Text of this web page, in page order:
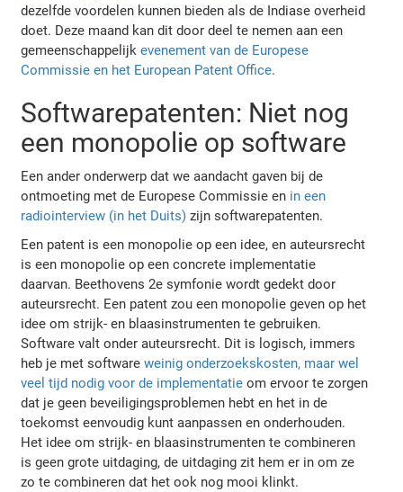
dezelfde voordelen kunnen bieden als de Indiase overheid
doet. Deze maand kan dit door deel te nemen aan een
gemeenschappelijkevenement van de Europese
Commissie en het European Patent Office.
Softwarepatenten: Niet nog
een monopolie op software
Een ander onderwerp dat we aandacht gaven bij de
ontmoeting met de Europese Commissie en in een
radiointerview (in het Duits) zijn softwarepatenten.
Een patent is een monopolie op een idee, en auteursrecht
is een monopolie op een concrete implementatie
daarvan. Beethovens 2e symfonie wordt gedekt door
auteursrecht. Een patent zou een monopolie geven op het
idee om strijk- en blaasinstrumenten te gebruiken.
Software valt onder auteursrecht. Dit is logisch, immers
heb je met softwareweinig onderzoekskosten, maar wel
veel tijd nodig voor de implementatie om ervoor te zorgen
dat je geen beveiligingsproblemen hebt en het in de
toekomst eenvoudig kunt aanpassen en onderhouden.
Het idee om strijk- en blaasinstrumenten te combineren
is geen grote uitdaging, de uitdaging zit hem er in om ze
zo te combineren dat het ook nog mooi klinkt.